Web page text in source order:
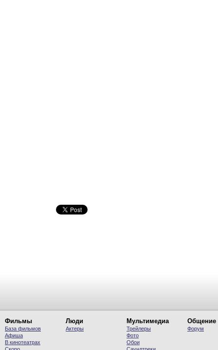
Фильмы
База фильмов
Афиша
В кинотеатрах
Люди
Актеры
Мультимедиа
Трейлеры
Фото
Обои
Общение
Форум